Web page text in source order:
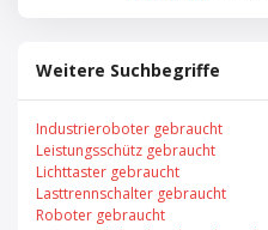
Weitere Suchbegriffe
Industrieroboter gebraucht
Leistungsschütz gebraucht
Lichttaster gebraucht
Lasttrennschalter gebraucht
Roboter gebraucht